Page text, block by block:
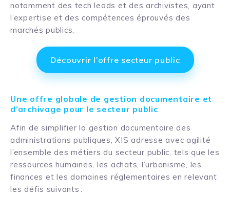
notamment des tech leads et des archivistes, ayant
l’expertise et des compétences éprouvés des
marchés publics.
Découvrir l’offre secteur public
Une offre globale de gestion documentaire et
d’archivage pour le secteur public
Afin de simplifier la gestion documentaire des
administrations publiques, XIS adresse avec agilité
l’ensemble des métiers du secteur public, tels que les
ressources humaines, les achats, l’urbanisme, les
finances et les domaines réglementaires en relevant
les défis suivants :